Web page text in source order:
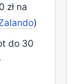
zł na
)
do 30